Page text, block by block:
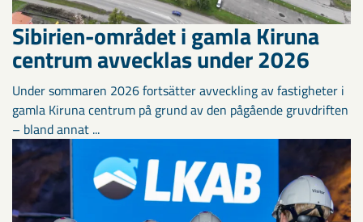
Sibirien-området i gamla Kiruna
centrum avvecklas under 2026
Under sommaren 2026 fortsätter avveckling av fastigheter i
gamla Kiruna centrum på grund av den pågående gruvdriften
– bland annat ...